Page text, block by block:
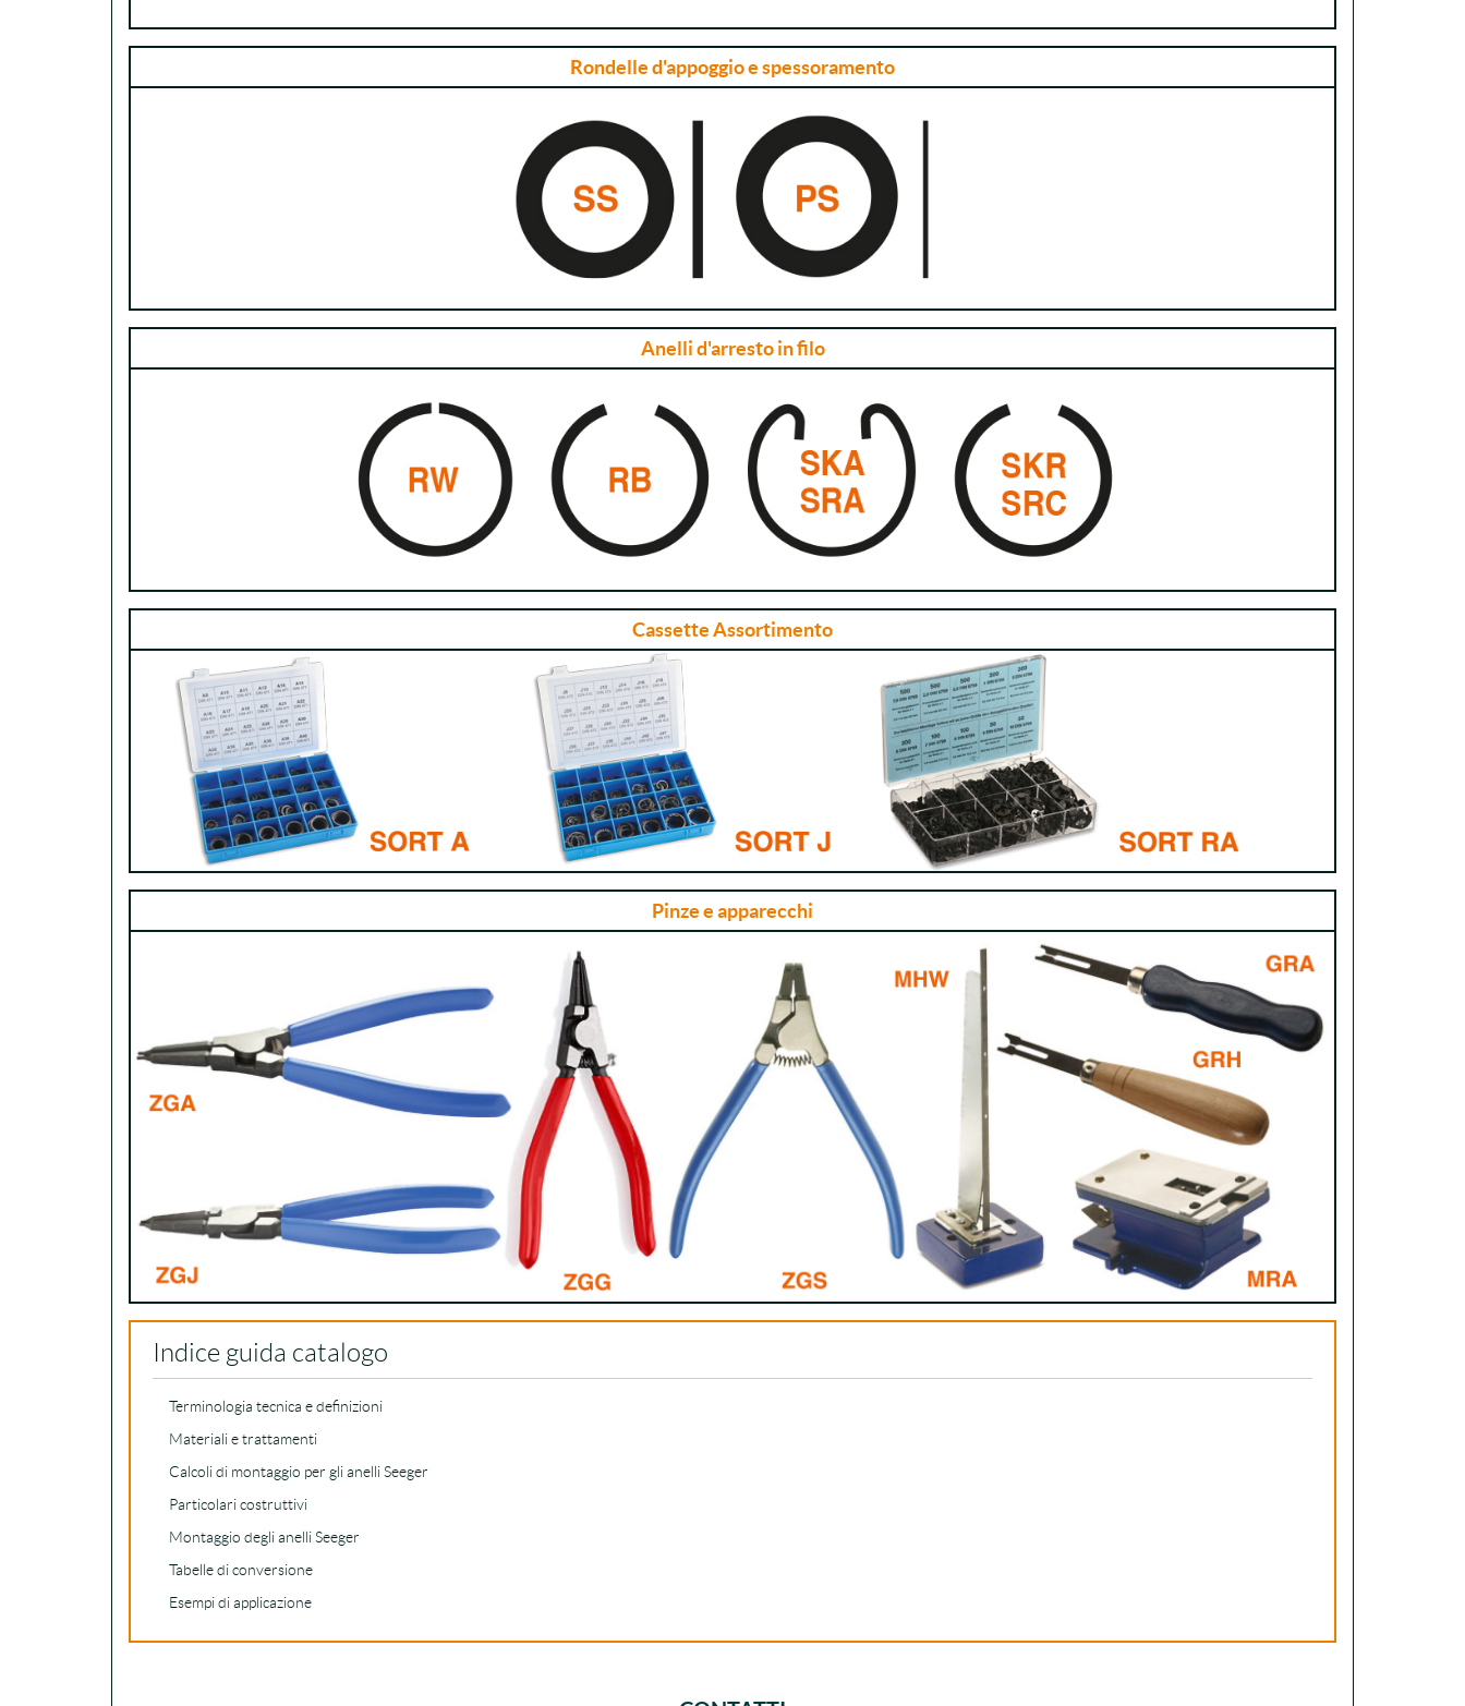
Rondelle d'appoggio e spessoramento
Anelli d'arresto in filo
Cassette Assortimento
Pinze e apparecchi
Indice guida catalogo
Terminologia tecnica e definizioni
Materiali e trattamenti
Calcoli di montaggio per gli anelli Seeger
Particolari costruttivi
Montaggio degli anelli Seeger
Tabelle di conversione
Esempi di applicazione